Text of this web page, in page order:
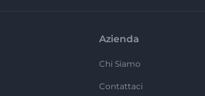
Azienda
Chi Siamo
Contattaci